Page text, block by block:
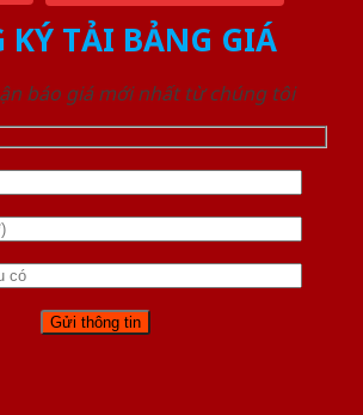
KÝ TẢI BẢNG GIÁ
báo giá mới nhất từ chúng tôi